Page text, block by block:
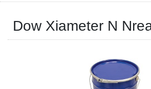
Dow Xiameter N